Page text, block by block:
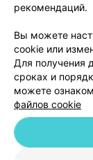
© 2026 ООО «Артокс
рекомендаций.
Вы можете
cookie или
Для получения
сроках и
можете
файлов cookie